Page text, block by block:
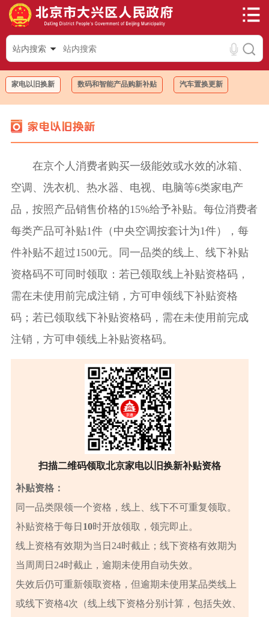
站内搜索
家电以旧换新 数码和智能产品购新补贴 汽车置换更新
在京个人消费者购买一级能效或水效的冰箱、
空调、洗衣机、热水器、电视、电脑等6类家电产
品，按照产品销售价格的15%给予补贴。每位消费者
每类产品可补贴1件（中央空调按套计为1件），每
件补贴不超过1500元。同一品类的线上、线下补贴
资格码不可同时领取：若已领取线上补贴资格码，
需在未使用前完成注销，方可申领线下补贴资格
码；若已领取线下补贴资格码，需在未使用前完成
注销，方可申领线上补贴资格码。
扫描二维码领取北京家电以旧换新补贴资格
补贴资格：
同一品类限领一个资格，线上、线下不可重复领取。
补贴资格于每日 10时开放领取，领完即止。
线上资格有效期为当日24时截止；线下资格有效期为
当周周日24时截止，逾期未使用自动失效。
失效后仍可重新领取资格，但逾期未使用某品类线上
或线下资格4次（线上线下资格分别计算，包括失效、